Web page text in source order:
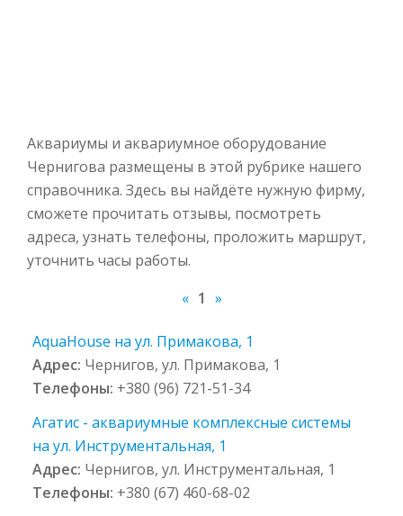
Аквариумы и аквариумное оборудование
Чернигова размещены в этой рубрике нашего
справочника. Здесь вы найдёте нужную фирму,
сможете прочитать отзывы, посмотреть
адреса, узнать телефоны, проложить маршрут,
уточнить часы работы.
« 1 »
AquaHouse на ул. Примакова, 1
Адрес: Чернигов, ул. Примакова, 1
Телефоны: +380 (96) 721-51-34
Aгатис - аквариумные комплексные системы
на ул. Инструментальная, 1
Адрес: Чернигов, ул. Инструментальная, 1
Телефоны: +380 (67) 460-68-02